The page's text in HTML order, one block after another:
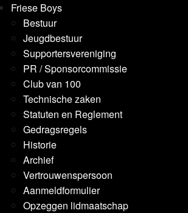
Friese Boys
Bestuur
Jeugdbestuur
Supportersvereniging
PR / Sponsorcommissie
Club van 100
Technische zaken
Statuten en Reglement
Gedragsregels
Historie
Archief
Vertrouwenspersoon
Aanmeldformulier
Opzeggen lidmaatschap